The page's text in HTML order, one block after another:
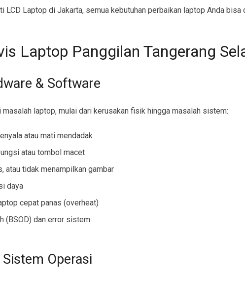
LCD Laptop di Jakarta, semua kebutuhan perbaikan laptop Anda
Laptop Panggilan Tangerang
& Software
masalah laptop, mulai dari kerusakan fisik hingga masalah sistem:
atau mati mendadak
atau tombol macet
atau tidak menampilkan gambar
daya
cepat panas (overheat)
(BSOD) dan error sistem
Operasi